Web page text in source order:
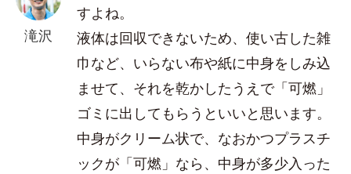
滝沢
すよね。
液体は回収できないため、使い古した雑
巾など、いらない布や紙に中身をしみ込
ませて、それを乾かしたうえで「可燃」
ゴミに出してもらうといいと思います。
中身がクリーム状で、なおかつプラスチ
ックが「可燃」なら、中身が多少入った